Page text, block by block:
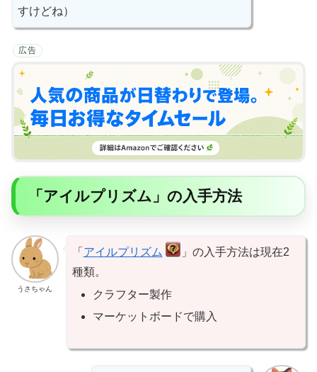
すけどね）
広告
「アイルプリズム」の入手方法
うさちゃん
「 アイルプリズム
」の入手方法は現在2
種類。
クラフター製作
マーケットボードで購入